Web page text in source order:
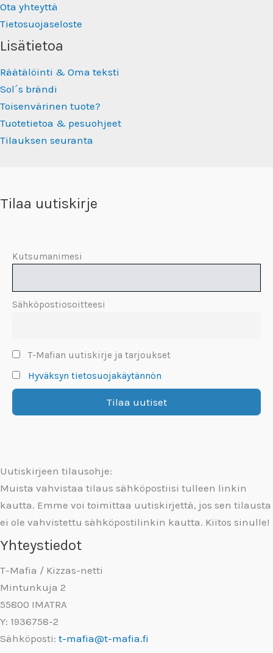
Ota yhteyttä
Tietosuojaseloste
Lisätietoa
Räätälöinti & Oma teksti
Sol´s brändi
Toisenvärinen tuote?
Tuotetietoa & pesuohjeet
Tilauksen seuranta
Tilaa uutiskirje
Kutsumanimesi
Sähköpostiosoitteesi
T-Mafian uutiskirje ja tarjoukset
Hyväksyn tietosuojakäytännön
Uutiskirjeen tilausohje:
Muista vahvistaa tilaus sähköpostiisi tulleen linkin
kautta. Emme voi toimittaa uutiskirjettä, jos sen tilausta
ei ole vahvistettu sähköpostilinkin kautta. Kiitos sinulle!
Yhteystiedot
T-Mafia / Kizzas-netti
Mintunkuja 2
55800 IMATRA
Y: 1936758-2
Sähköposti: t-mafia@t-mafia.fi